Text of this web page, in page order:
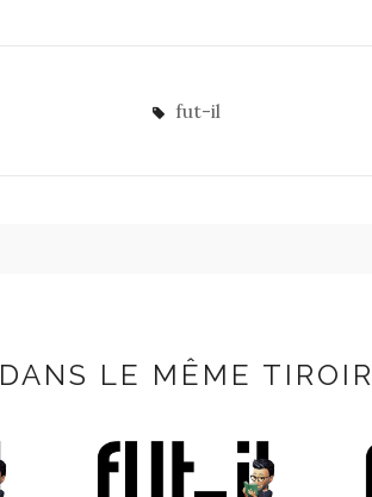
fut-il
DANS LE MÊME TIROIR